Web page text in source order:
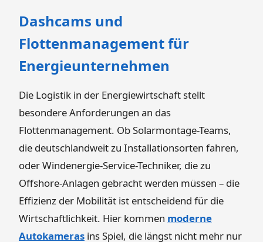
Dashcams und
Flottenmanagement für
Energieunternehmen
Die Logistik in der Energiewirtschaft stellt
besondere Anforderungen an das
Flottenmanagement. Ob Solarmontage-Teams,
die deutschlandweit zu Installationsorten fahren,
oder Windenergie-Service-Techniker, die zu
Offshore-Anlagen gebracht werden müssen – die
Effizienz der Mobilität ist entscheidend für die
Wirtschaftlichkeit. Hier kommen moderne
Autokameras ins Spiel, die längst nicht mehr nur